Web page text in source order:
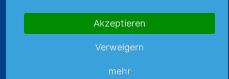
Börsennews
Akzeptieren
Verweigern
mehr